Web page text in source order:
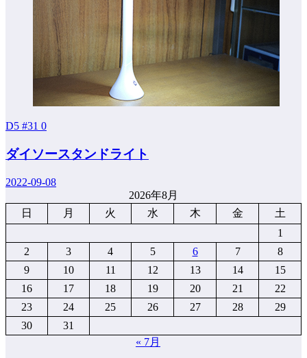
D5 #31 0
ダイソースタンドライト
2022-09-08
2026年8月
日
月 火 水 木 金
土
1
2
3 4 5 6 7
8
9
10 11 12 13 14
15
16
17 18 19 20 21
22
23
24 25 26 27 28
29
30
31
« 7月